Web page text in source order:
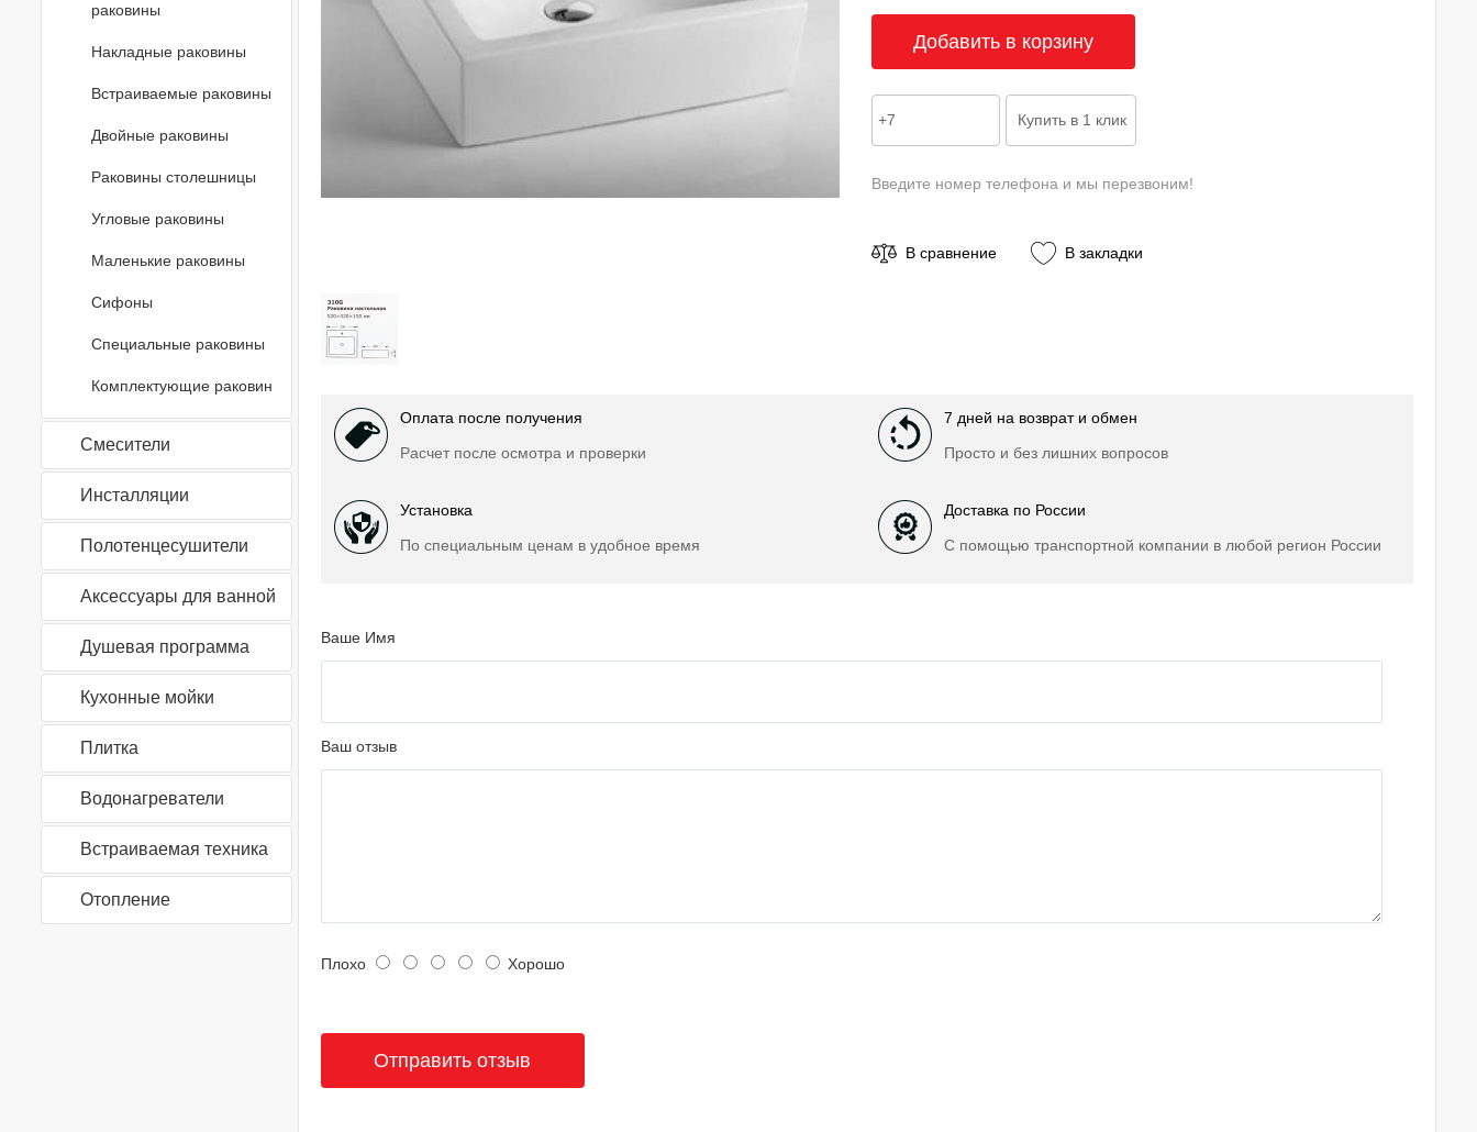
раковины
Накладные раковины
Встраиваемые раковины
Двойные раковины
Раковины столешницы
Угловые раковины
Маленькие раковины
Сифоны
Специальные раковины
Комплектующие раковин
Смесители
Инсталляции
Полотенцесушители
Аксессуары для ванной
Душевая программа
Кухонные мойки
Плитка
Водонагреватели
Встраиваемая техника
Отопление
Введите номер телефона и мы перезвоним!
В сравнение В закладки
Оплата после получения
Расчет после осмотра и проверки
7 дней на возврат и обмен
Просто и без лишних вопросов
Установка
По специальным ценам в удобное время
Доставка по России
С помощью транспортной компании в любой регион России
Ваше Имя
Ваш отзыв
Плохо Хорошо